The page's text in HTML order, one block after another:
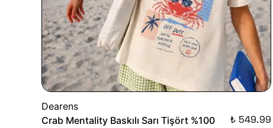
Dearens
Crab Mentality Baskılı Sarı Tişört %100
₺ 549.99